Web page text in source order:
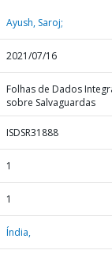
Ayush, Saroj;
2021/07/16
Folhas de Dados
sobre Salvaguardas
ISDSR31888
1
1
Índia,